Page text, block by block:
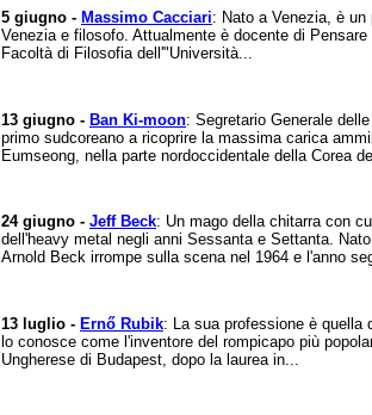
5 giugno - Massimo Cacciari: Nato a Venezia, è
Venezia e filosofo. Attualmente è docente di
Facoltà di Filosofia dell'"Università...
13 giugno - Ban Ki-moon: Segretario Generale
primo sudcoreano a ricoprire la massima carica
Eumseong, nella parte nordoccidentale della Corea
24 giugno - Jeff Beck: Un mago della chitarra con
dell'heavy metal negli anni Sessanta e Settanta.
Arnold Beck irrompe sulla scena nel 1964 e l'anno
13 luglio - Ernő Rubik: La sua professione è quella
lo conosce come l'inventore del rompicapo più
Ungherese di Budapest, dopo la laurea in...